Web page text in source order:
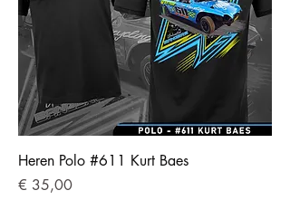
Heren Polo #611 Kurt Baes
Prijs
€ 35,00